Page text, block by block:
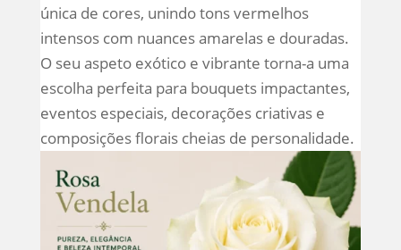
única de cores, unindo tons vermelhos
intensos com nuances amarelas e douradas.
O seu aspeto exótico e vibrante torna-a uma
escolha perfeita para bouquets impactantes,
eventos especiais, decorações criativas e
composições florais cheias de personalidade.